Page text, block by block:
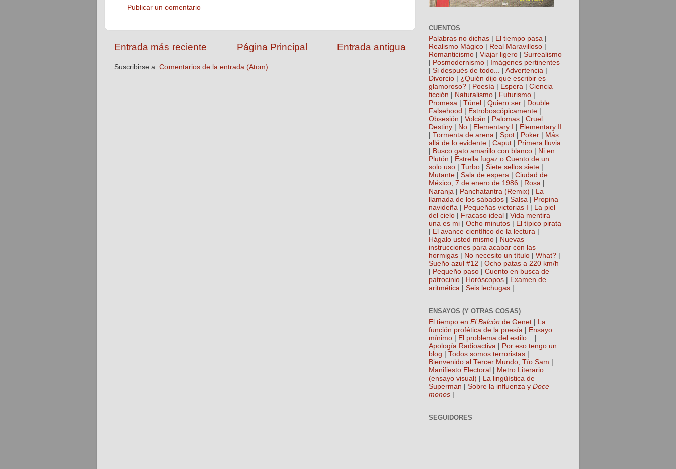
Publicar un comentario
Entrada más reciente Entrada antigua
Página Principal
Suscribirse a: Comentarios de la entrada (Atom)
CUENTOS
Palabras no dichas
El tiempo pasa
Realismo Mágico
Real Maravilloso
Romanticismo
Viajar ligero
Surrealismo
Posmodernismo
Imágenes pertinentes
Si después de todo... Advertencia
Divorcio
¿Quién dijo que escribir es
glamoroso?
Poesía Espera
Ciencia
ficción
Naturalismo Futurismo
Promesa
Túnel Quiero ser
Double
Falsehood
Estroboscópicamente
Obsesión
Volcán Palomas
Cruel
Destiny
No Elementary I
Elementary II
Tormenta de arena Spot Poker
Más
allá de lo evidente
Caput
Primera lluvia
Busco gato amarillo con blanco
Ni en
Plutón
Estrella fugaz o Cuento de un
solo uso
Turbo Siete sellos siete
Mutante
Sala de espera
Ciudad de
México, 7 de enero de 1986
Rosa
Naranja
Panchatantra (Remix)
La
llamada de los sábados
Salsa
Propina
navideña
Pequeñas victorias I
La piel
del cielo
Fracaso ideal
Vida mentira
una es mi
Ocho minutos
El típico pirata
El avance científico de la lectura
Hágalo usted mismo
Nuevas
instrucciones para acabar con las
hormigas
No necesito un título What?
Sueño azul #12
Ocho patas a 220 km/h
Pequeño paso
Cuento en busca de
patrocinio
Horóscopos
Examen de
aritmética
Seis lechugas
ENSAYOS (Y OTRAS COSAS)
El tiempo en El Balcón de Genet | La
función profética de la poesía | Ensayo
mínimo | El problema del estilo...
|
Apología Radioactiva | Por eso tengo un
blog | Todos somos terroristas |
Bienvenido al Tercer Mundo, Tío Sam |
Manifiesto Electoral | Metro Literario
(ensayo visual) | La lingüística de
Superman | Sobre la influenza y Doce
monos |
SEGUIDORES